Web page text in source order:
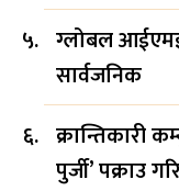
ग्लोबल
सार्वजनिक
क्रान्तिकारी
पुर्जी’ पक्राउ